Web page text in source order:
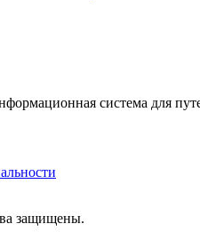
система для
защищены.